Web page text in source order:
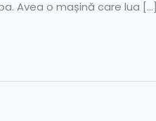
Avea o mașină care lua […]